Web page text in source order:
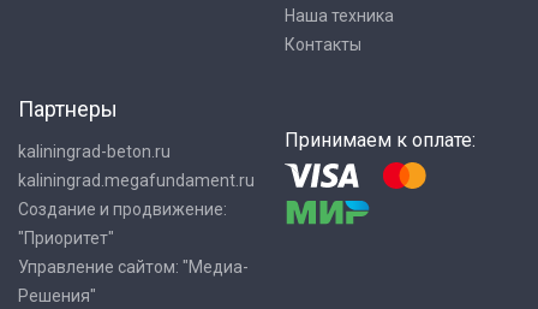
Наша техника
Контакты
Партнеры
kaliningrad-beton.ru
kaliningrad.megafundament.ru
Создание и продвижение:
"Приоритет"
Управление сайтом: "Медиа-
Решения"
Принимаем к оплате: